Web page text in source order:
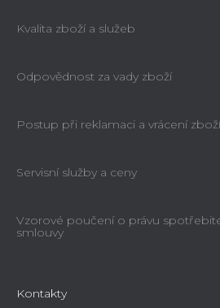
Kvalita zboží a služeb
Odpovědnost za vady zboží
Postup při reklamaci a vrácení zboží
Servisní služby a ceny
Vzorové poučení o právu
smlouvy
Kontakty